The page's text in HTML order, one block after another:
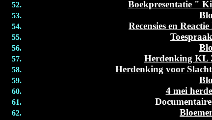
Boekpresentatie "
Recensies en
Herdenking KL
Herdenking voor
4 mei